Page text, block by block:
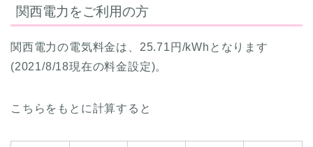
関西電力をご利用の方
関西電力の電気料金は、25.71円/kWhとなります
(2021/8/18現在の料金設定)。
こちらをもとに計算すると